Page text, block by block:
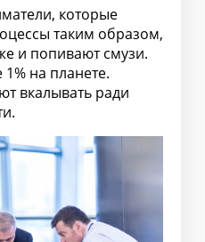
которые
таким образом,
и попивают смузи.
на планете.
вкалывать ради